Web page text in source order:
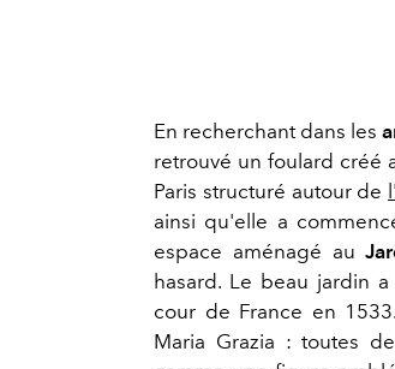
En recherchant dans les
retrouvé un foulard créé
Paris structuré autour de
ainsi qu'elle a
espace aménagé au
hasard. Le beau jardin
cour de France en
Maria Grazia : toutes